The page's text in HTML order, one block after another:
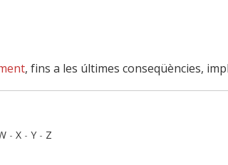
, fins a les últimes conseqüències,
- X - Y - Z